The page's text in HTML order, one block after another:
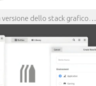
versione dello stack grafico…